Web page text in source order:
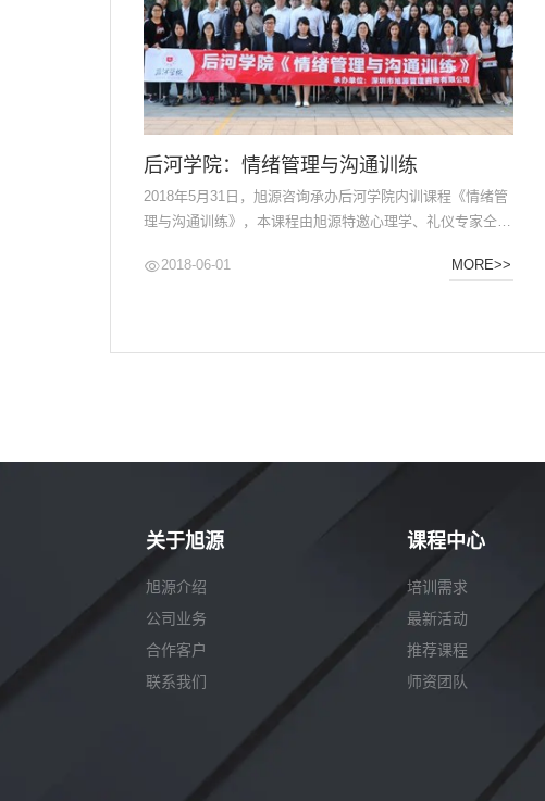
后河学院：情绪管理与沟通训练
2018年5月31日，旭源咨询承办后河学院内训课程《情绪管
理与沟通训练》，本课程由旭源特邀心理学、礼仪专家仝晓
察情绪后，调整情绪的表达方式。有心理学家认为情绪调节
2018-06-01 MORE>>
关于旭源
旭源介绍
公司业务
合作客户
联系我们
课程中心
培训需求
最新活动
推荐课程
师资团队